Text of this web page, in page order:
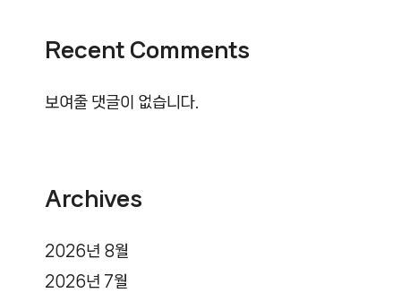
Recent Comments
보여줄 댓글이 없습니다.
Archives
2026년 8월
2026년 7월